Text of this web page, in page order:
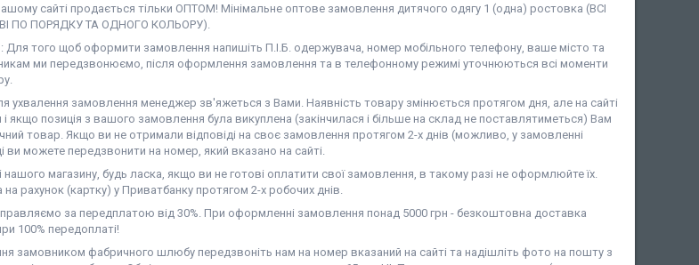
сайті продається тільки ОПТОМ! Мінімальне оптове замовлення дитячого одягу 1 (одна) ростовка (ВСІ
ПО ПОРЯДКУ ТА ОДНОГО КОЛЬОРУ).
того щоб оформити замовлення напишіть П.І.Б. одержувача, номер мобільного телефону, ваше місто та
ми передзвонюємо, після оформлення замовлення та в телефонному режимі уточнюються всі моменти
замовлення менеджер зв'яжеться з Вами. Наявність товару змінюється протягом дня, але на сайті
і якщо позиція з вашого замовлення була викуплена (закінчилася і більше на склад не поставлятиметься) Вам
товар. Якщо ви не отримали відповіді на своє замовлення протягом 2-х днів (можливо, у замовленні
ви можете передзвонити на номер, який вказано на сайті.
нашого магазину, будь ласка, якщо ви не готові оплатити свої замовлення, в такому разі не оформлюйте їх.
рахунок (картку) у Приватбанку протягом 2-х робочих днів.
за передплатою від 30%. При оформленні замовлення понад 5000 грн - безкоштовна доставка
100% передоплаті!
замовником фабричного шлюбу передзвоніть нам на номер вказаний на сайті та надішліть фото на пошту з